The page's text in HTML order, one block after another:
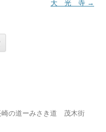
大 光 寺 →
の道ーみさき道 茂木街